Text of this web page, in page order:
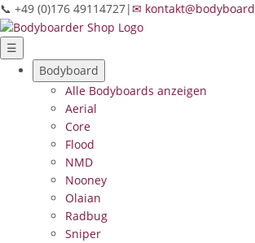
📞 +49 (0)176 49114727| ✉
☰
Bodyboard
Alle Bodyboards anzeigen
Aerial
Core
Flood
NMD
Nooney
Olaian
Radbug
Sniper